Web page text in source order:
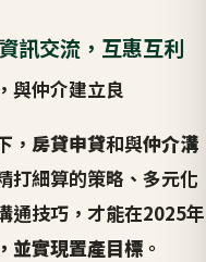
訊交流，互惠互利
與仲介建立良
， 房貸申貸和與仲介溝
打細算的策略、多元化
通技巧，才能在2025年
並實現置產目標 。